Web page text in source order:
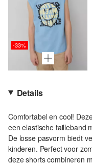
-33%
Details
Comfortabel en cool!
een elastische tailleband
De losse pasvorm biedt
kinderen. Perfect voor
deze shorts combineren